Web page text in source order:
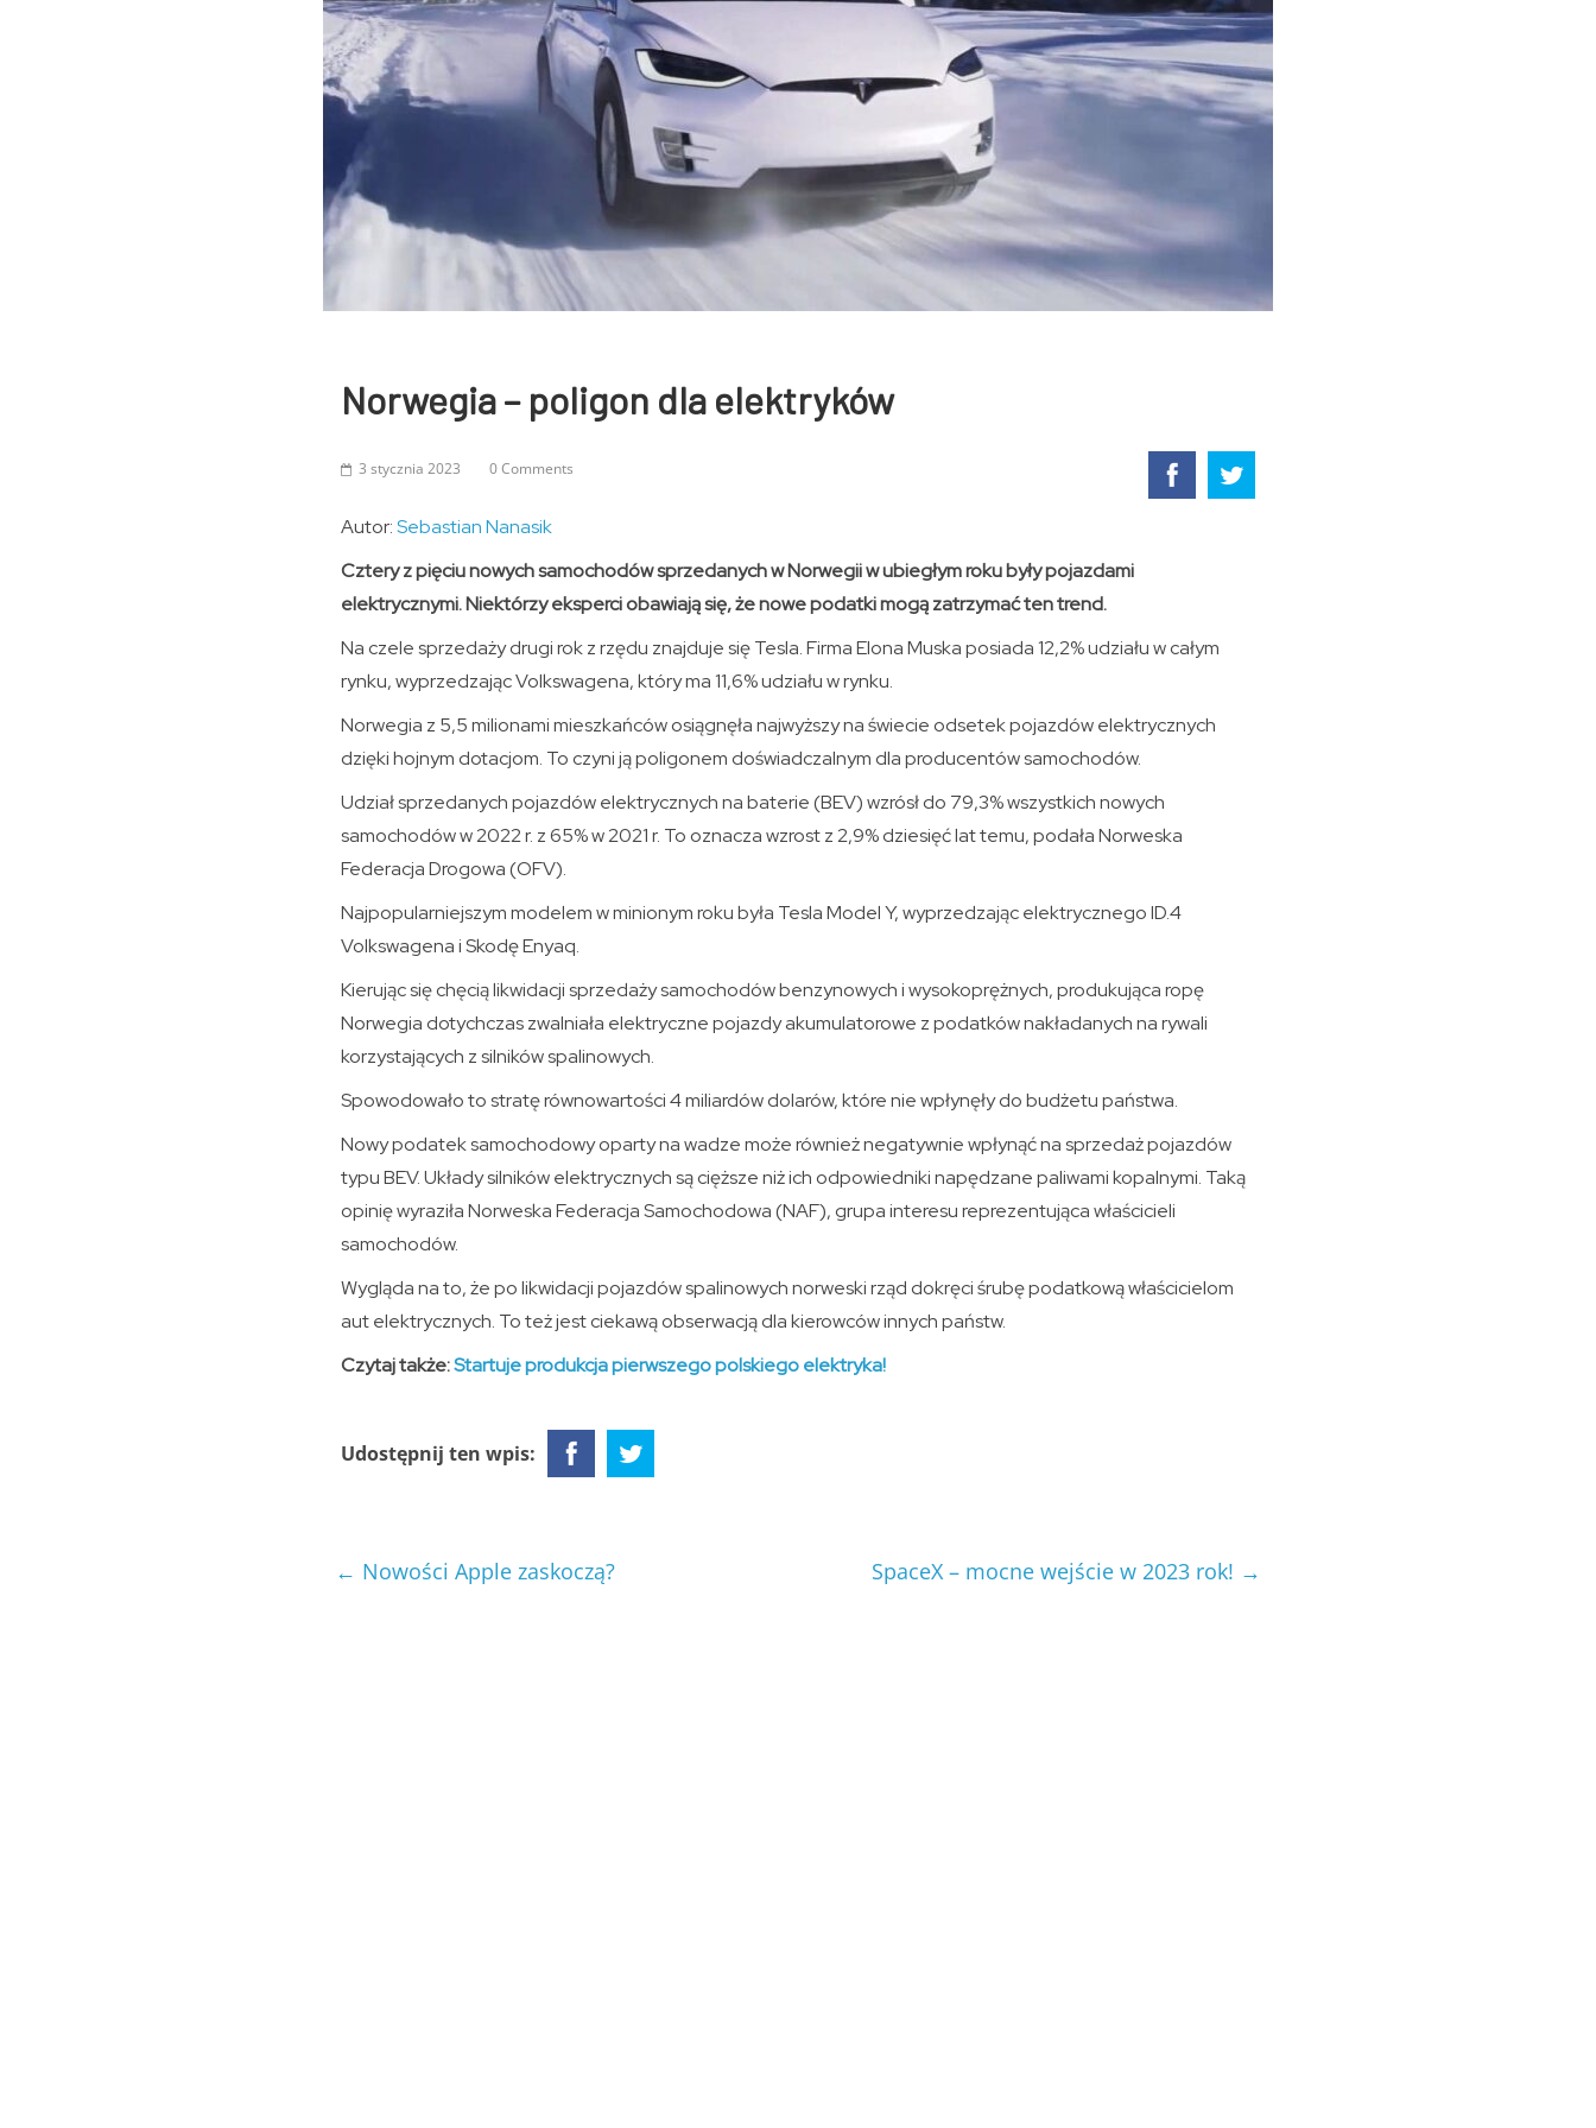
Norwegia – poligon dla elektryków
3 stycznia 2023 0 Comments
Autor:Sebastian Nanasik
Cztery z pięciu nowych samochodów sprzedanych w Norwegii w ubiegłym roku były pojazdami
elektrycznymi. Niektórzy eksperci obawiają się, że nowe podatki mogą zatrzymać ten trend.
Na czele sprzedaży drugi rok z rzędu znajduje się Tesla. Firma Elona Muska posiada 12,2% udziału w całym
rynku, wyprzedzając Volkswagena, który ma 11,6% udziału w rynku.
Norwegia z 5,5 milionami mieszkańców osiągnęła najwyższy na świecie odsetek pojazdów elektrycznych
dzięki hojnym dotacjom. To czyni ją poligonem doświadczalnym dla producentów samochodów.
Udział sprzedanych pojazdów elektrycznych na baterie (BEV) wzrósł do 79,3% wszystkich nowych
samochodów w 2022 r. z 65% w 2021 r. To oznacza wzrost z 2,9% dziesięć lat temu, podała Norweska
Federacja Drogowa (OFV).
Najpopularniejszym modelem w minionym roku była Tesla Model Y, wyprzedzając elektrycznego ID.4
Volkswagena i Skodę Enyaq.
Kierując się chęcią likwidacji sprzedaży samochodów benzynowych i wysokoprężnych, produkująca ropę
Norwegia dotychczas zwalniała elektryczne pojazdy akumulatorowe z podatków nakładanych na rywali
korzystających z silników spalinowych.
Spowodowało to stratę równowartości 4 miliardów dolarów, które nie wpłynęły do budżetu państwa.
Nowy podatek samochodowy oparty na wadze może również negatywnie wpłynąć na sprzedaż pojazdów
typu BEV. Układy silników elektrycznych są cięższe niż ich odpowiedniki napędzane paliwami kopalnymi. Taką
opinię wyraziła Norweska Federacja Samochodowa (NAF), grupa interesu reprezentująca właścicieli
samochodów.
Wygląda na to, że po likwidacji pojazdów spalinowych norweski rząd dokręci śrubę podatkową właścicielom
aut elektrycznych. To też jest ciekawą obserwacją dla kierowców innych państw.
Czytaj także:Startuje produkcja pierwszego polskiego elektryka!
Udostępnij ten wpis:
← Nowości Apple zaskoczą? SpaceX – mocne wejście w 2023 rok! →